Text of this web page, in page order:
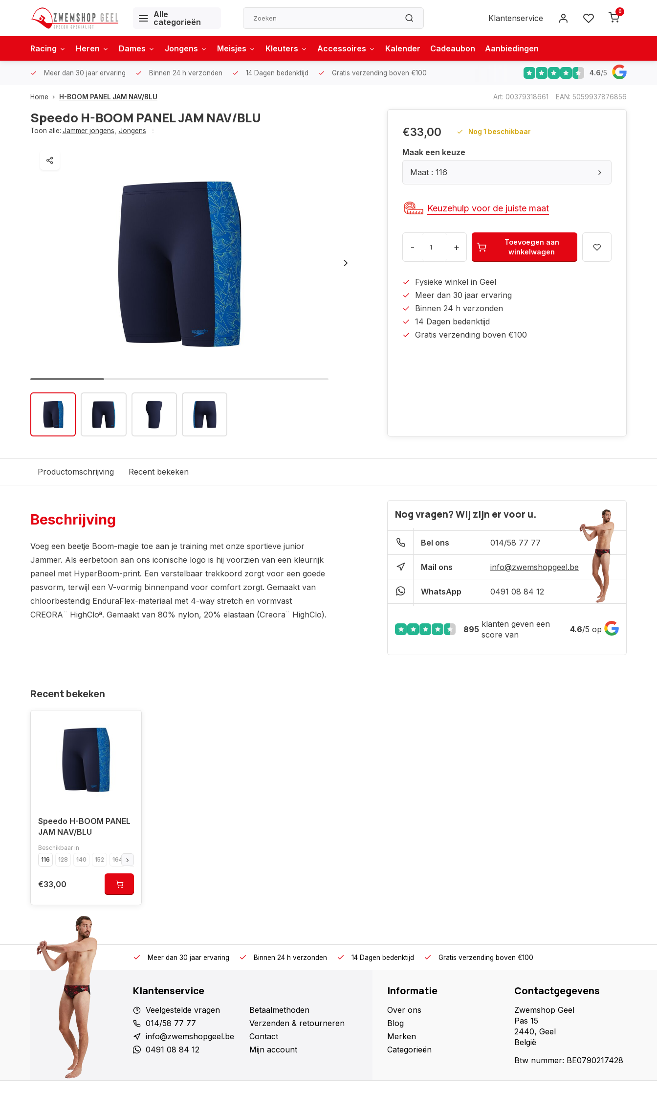
Alle
categorieën
Klantenservice
0
Racing Heren Dames Jongens Meisjes Kleuters Accessoires Kalender Cadeaubon Aanbiedingen
Meer dan 30 jaar ervaring Binnen 24 h verzonden 14 Dagen bedenktijd Gratis verzending boven €100 4.6/5
Home H-BOOM PANEL JAM NAV/BLU Art: 00379318661 EAN: 5059937876856
Speedo H-BOOM PANEL JAM NAV/BLU
Toon alle: Jammer jongens Jongens €33,00 Nog 1 beschikbaar
Maak een keuze
Maat : 116
Keuzehulp voor de juiste maat
- +
Toevoegen aan
winkelwagen
Fysieke winkel in Geel
Meer dan 30 jaar ervaring
Binnen 24 h verzonden
14 Dagen bedenktijd
Gratis verzending boven €100
Productomschrijving Recent bekeken
Beschrijving
Voeg een beetje Boom-magie toe aan je training met onze sportieve junior
Jammer. Als eerbetoon aan ons iconische logo is hij voorzien van een kleurrijk
paneel met HyperBoom-print. Een verstelbaar trekkoord zorgt voor een goede
pasvorm, terwijl een V-vormig binnenpand voor comfort zorgt. Gemaakt van
chloorbestendig EnduraFlex-materiaal met 4-way stretch en vormvast
CREORA¨ HighCloª. Gemaakt van 80% nylon, 20% elastaan (Creora¨ HighClo).
Nog vragen? Wij zijn er voor u.
Bel ons 014/58 77 77
Mail ons info@zwemshopgeel.be
WhatsApp 0491 08 84 12
895
klanten geven een
score van
4.6/5 op
Recent bekeken
Speedo H-BOOM PANEL
JAM NAV/BLU
Beschikbaar in
116
128 140 152 164
€33,00
Meer dan 30 jaar ervaring Binnen 24 h verzonden 14 Dagen bedenktijd Gratis verzending boven €100
Klantenservice
Veelgestelde vragen
014/58 77 77
info@zwemshopgeel.be
0491 08 84 12
Betaalmethoden
Verzenden & retourneren
Contact
Mijn account
Informatie
Over ons
Blog
Merken
Categorieën
Contactgegevens
Zwemshop Geel
Pas 15
2440, Geel
België
Btw nummer: BE0790217428